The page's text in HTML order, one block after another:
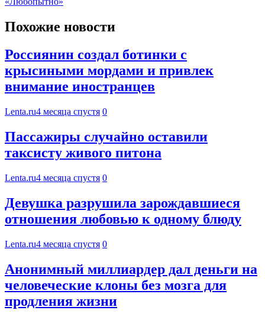
Похожие новости
Россиянин создал ботинки с
крысиными мордами и привлек
внимание иностранцев
Lenta.ru4 месяца спустя 0
Пассажиры случайно оставили
таксисту живого питона
Lenta.ru4 месяца спустя 0
Девушка разрушила зарождавшиеся
отношения любовью к одному блюду
Lenta.ru4 месяца спустя 0
Анонимный миллиардер дал деньги на
человеческие клоны без мозга для
продления жизни